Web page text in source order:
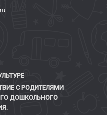
С РОДИТЕЛЯМИ
ДОШКОЛЬНОГО